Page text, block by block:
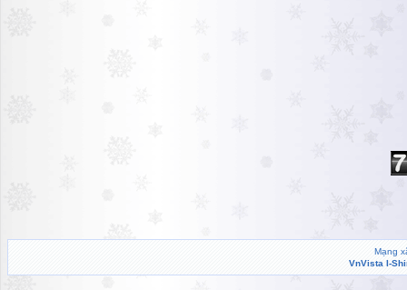
Mạng
VnVista I-